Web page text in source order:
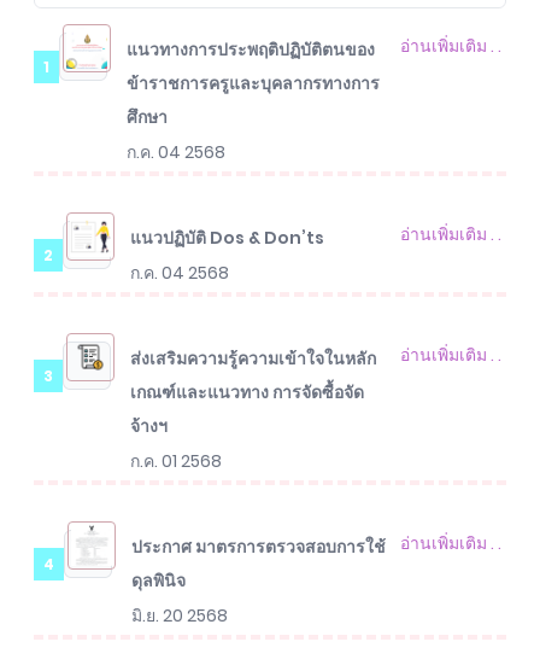
1
แนวทางการประพฤติปฏิบัติตนของ
ข้าราชการครูและบุคลากรทางการ
ศึกษา
ก.ค. 04 2568
อ่านเพิ่มเติม . .
2
แนวปฏิบัติ Dos & Don’ts
ก.ค. 04 2568
อ่านเพิ่มเติม . .
3
ส่งเสริมความรู้ความเข้าใจในหลัก
เกณฑ์และแนวทาง การจัดซื้อจัด
จ้างฯ
ก.ค. 01 2568
อ่านเพิ่มเติม . .
4
ประกาศ มาตรการตรวจสอบการใช้
ดุลพินิจ
มิ.ย. 20 2568
อ่านเพิ่มเติม . .